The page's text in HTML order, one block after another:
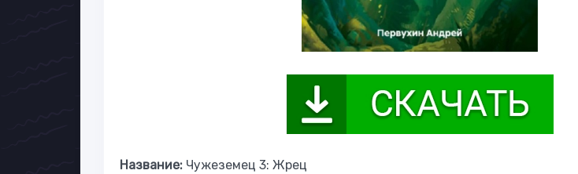
Название: Чужеземец 3: Жрец